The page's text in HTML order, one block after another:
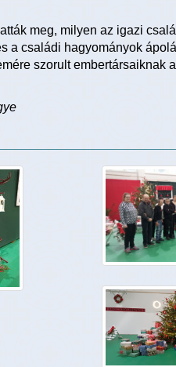
meg, milyen az igazi
a családi hagyományok
szorult embertársaiknak